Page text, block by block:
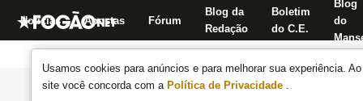
Usamos cookies para anúncios e para melhorar sua experiência.
site você concorda com a Política de Privacidade .
Notícias Apostas Fórum
Blog da
Redação
Boletim
do C.E.
Blog
do